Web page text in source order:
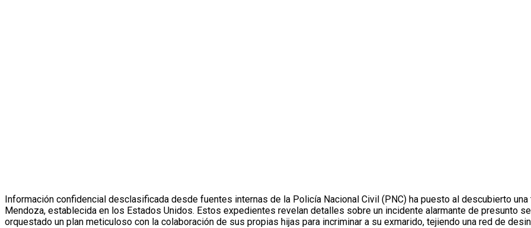
Información confidencial desclasificada desde fuentes internas de la Policía Nacional Civil (PNC) ha puesto al descubierto una trama inquietante que implica a la periodista Bertha Michelle
Mendoza, establecida en los Estados Unidos. Estos expedientes revelan detalles sobre un incidente alarmante de presunto
orquestado un plan meticuloso con la colaboración de sus propias hijas para incriminar a su exmarido, tejiendo una red de